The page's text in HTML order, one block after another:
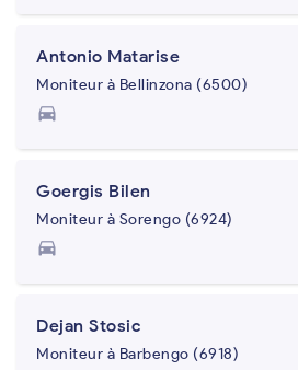
Antonio Matarise
Moniteur à Bellinzona (6500)
directions_car
Goergis Bilen
Moniteur à Sorengo (6924)
directions_car
Dejan Stosic
Moniteur à Barbengo (6918)